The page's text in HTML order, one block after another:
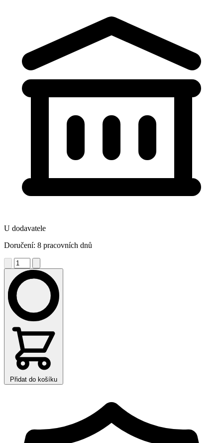
U dodavatele
Doručení: 8 pracovních dnů
Přidat do košíku